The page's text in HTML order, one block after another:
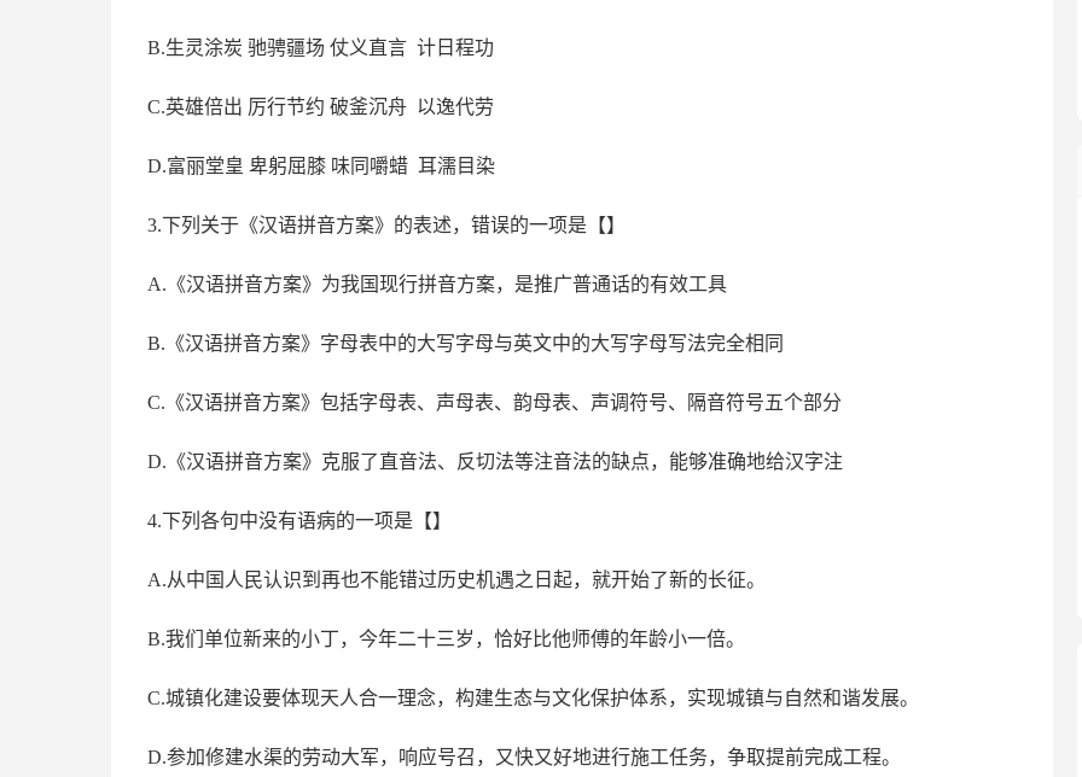
B.生灵涂炭 驰骋疆场 仗义直言 计日程功
C.英雄倍出 厉行节约 破釜沉舟 以逸代劳
D.富丽堂皇 卑躬屈膝 味同嚼蜡 耳濡目染
3.下列关于《汉语拼音方案》的表述，错误的一项是【】
A.《汉语拼音方案》为我国现行拼音方案，是推广普通话的有效工具
B.《汉语拼音方案》字母表中的大写字母与英文中的大写字母写法完全相同
C.《汉语拼音方案》包括字母表、声母表、韵母表、声调符号、隔音符号五个部分
D.《汉语拼音方案》克服了直音法、反切法等注音法的缺点，能够准确地给汉字注
4.下列各句中没有语病的一项是【】
A.从中国人民认识到再也不能错过历史机遇之日起，就开始了新的长征。
B.我们单位新来的小丁，今年二十三岁，恰好比他师傅的年龄小一倍。
C.城镇化建设要体现天人合一理念，构建生态与文化保护体系，实现城镇与自然和谐发展。
D.参加修建水渠的劳动大军，响应号召，又快又好地进行施工任务，争取提前完成工程。